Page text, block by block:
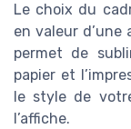
Le choix du
en valeur
permet de
papier et
le style de
l’affiche.